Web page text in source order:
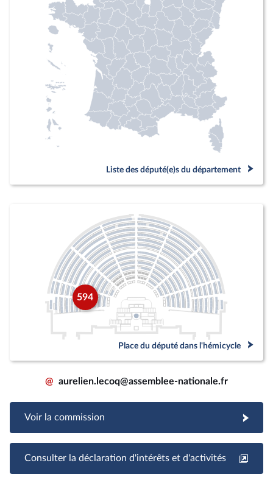
Liste des député(e)s du département
594
Place du député dans l'hémicycle
@ aurelien.lecoq@assemblee-nationale.fr
Voir la commission
Consulter la déclaration d'intérêts et d'activités